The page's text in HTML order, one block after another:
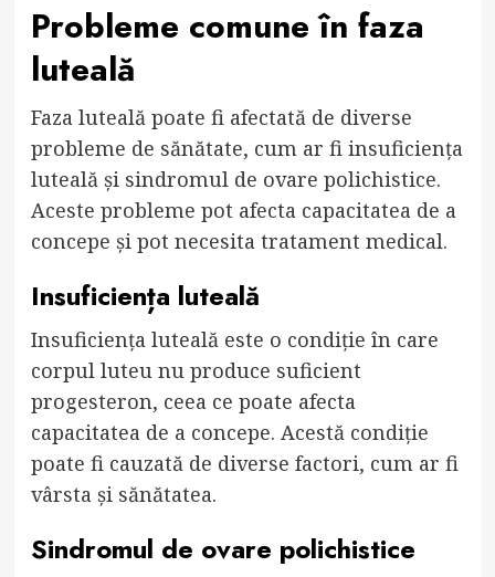
Probleme comune în faza
luteală
Faza luteală poate fi afectată de diverse
probleme de sănătate, cum ar fi insuficiența
luteală și sindromul de ovare polichistice.
Aceste probleme pot afecta capacitatea de a
concepe și pot necesita tratament medical.
Insuficiența luteală
Insuficiența luteală este o condiție în care
corpul luteu nu produce suficient
progesteron, ceea ce poate afecta
capacitatea de a concepe. Acestă condiție
poate fi cauzată de diverse factori, cum ar fi
vârsta și sănătatea.
Sindromul de ovare polichistice